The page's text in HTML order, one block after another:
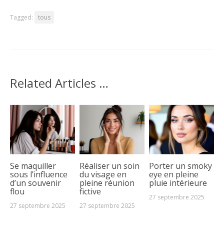
Tagged: tous
Related Articles …
Se maquiller
sous l’influence
d’un souvenir
flou
27 septembre 2025
Réaliser un soin
du visage en
pleine réunion
fictive
27 septembre 2025
Porter un smoky
eye en pleine
pluie intérieure
27 septembre 2025